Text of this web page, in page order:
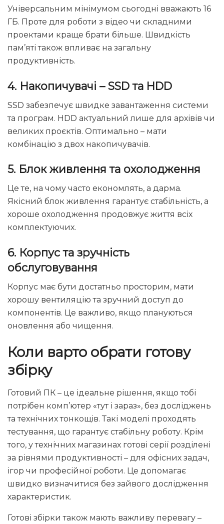
Універсальним мінімумом сьогодні вважають 16
ГБ. Проте для роботи з відео чи складними
проектами краще брати більше. Швидкість
пам’яті також впливає на загальну
продуктивність.
4. Накопичувачі –SSD та HDD
SSD забезпечує швидке завантаження системи
та програм. HDD актуальний лише для архівів чи
великих проєктів. Оптимально – мати
комбінацію з двох накопичувачів.
5. Блок живлення та охолодження
Це те, на чому часто економлять, а дарма.
Якісний блок живлення гарантує стабільність, а
хороше охолодження продовжує життя всіх
комплектуючих.
6. Корпус та зручність
обслуговування
Корпус має бути достатньо просторим, мати
хорошу вентиляцію та зручний доступ до
компонентів. Це важливо, якщо плануються
оновлення або чищення.
Коли варто обрати готову
збірку
Готовий ПК – це ідеальне рішення, якщо тобі
потрібен комп’ютер «тут і зараз», без досліджень
та технічних тонкощів. Такі моделі проходять
тестування, що гарантує стабільну роботу. Крім
того, у технічних магазинах готові серії розділені
за рівнями продуктивності – для офісних задач,
ігор чи професійної роботи. Це допомагає
швидко визначитися без зайвого дослідження
характеристик.
Готові збірки також мають важливу перевагу –